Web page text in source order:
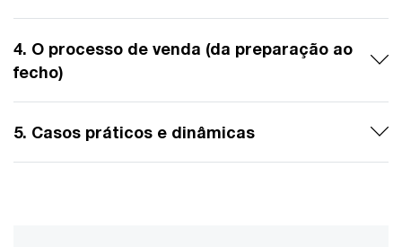
4. O processo de venda (da preparação ao
fecho)
5. Casos práticos e dinâmicas